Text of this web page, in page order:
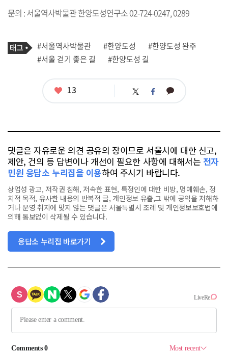
문의 : 서울역사박물관 한양도성연구소 02-724-0247, 0289
기
사
관
련
태
그
#서울역사박물관 #한양도성
#한양도성 완주
#서울 걷기 좋은 길
#한양도성 길
좋
13 트 페 카
댓글은 자유로운 의견 공유의 장이므로 서울시에 대한 신고,
제안, 건의 등 답변이나 개선이 필요한 사항에 대해서는 전자
민원 응답소 누리집을 이용하여 주시기 바랍니다.
상업성 광고, 저작권 침해, 저속한 표현, 특정인에 대한 비방, 명예훼손, 정
치적 목적, 유사한 내용의 반복적 글, 개인정보 유출,그 밖에 공익을 저해하
거나 운영 취지에 맞지 않는 댓글은 서울특별시 조례 및 개인정보보호법에
의해 통보없이 삭제될 수 있습니다.
응답소 누리집 바로가기